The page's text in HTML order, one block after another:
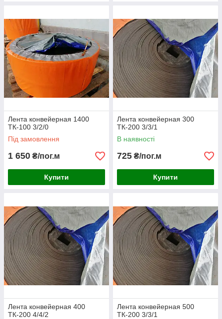
Лента конвейерная 1400
ТК-100 3/2/0
Під замовлення
1 650 ₴/пог.м
Купити
Лента конвейерная 300
ТК-200 3/3/1
В наявності
725 ₴/пог.м
Купити
Лента конвейерная 400
ТК-200 4/4/2
Лента конвейерная 500
ТК-200 3/3/1